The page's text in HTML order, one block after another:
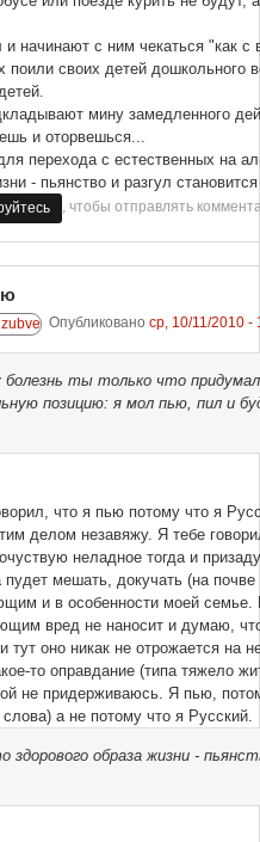
начинают с ним чекаться "как с
поили своих детей дошкольного
мину замедленного
и оторвешься...
перехода с естественных на
- пьянство и разгул
, чтобы отправлять
Опубликовано ср, 10/11/2010 -
болезнь ты только что
позицию: я мол пью, пил и
что я пью потому что я
делом незавяжу. Я тебе
неладное тогда и
пудет мешать, докучать (на
и в особенности моей
вред не наносит и думаю,
тут оно никак не отрожается на
то оправдание (типа тяжело
не придерживаюсь. Я пью,
а не потому что я Русский.
здорового образа жизни -